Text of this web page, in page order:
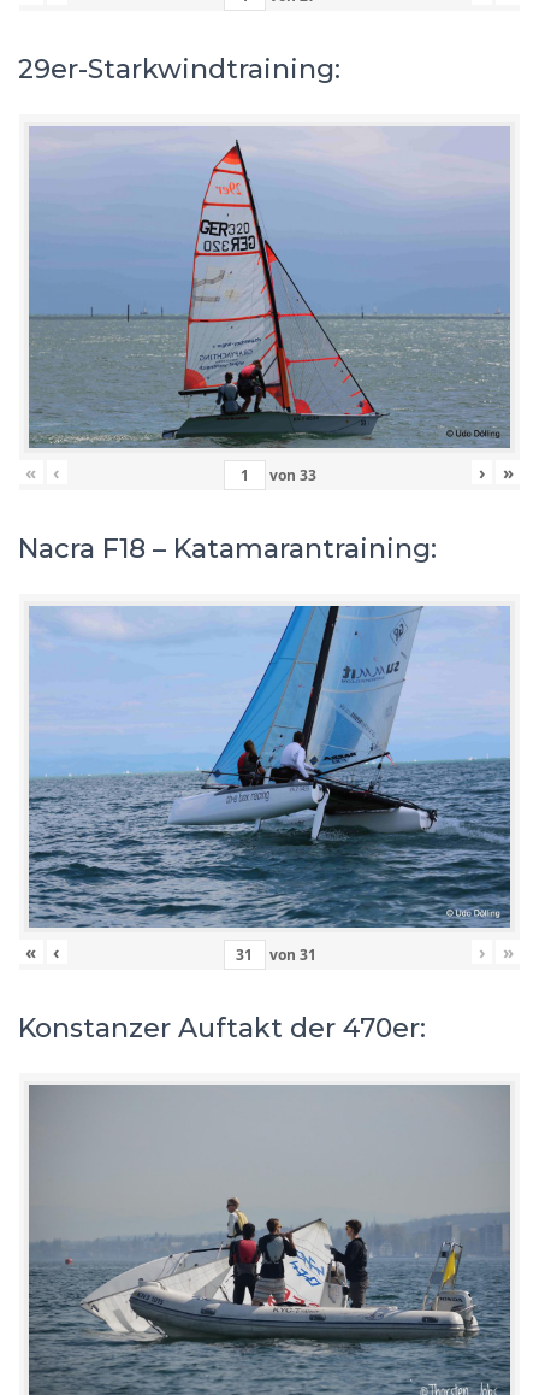
29er-Starkwindtraining:
« ‹ von 33 › »
Nacra F18 – Katamarantraining:
« ‹ von 31 › »
Konstanzer Auftakt der 470er: